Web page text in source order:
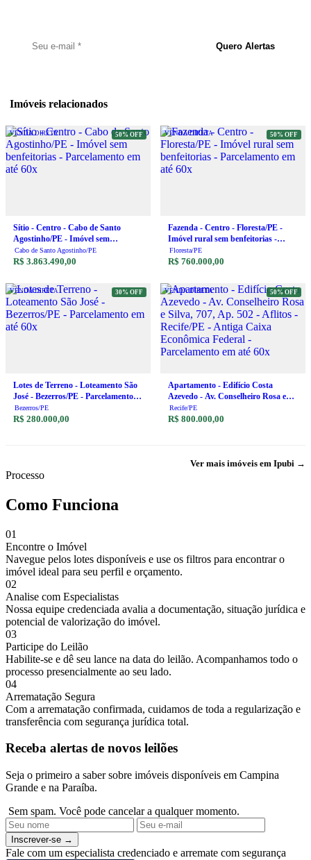
Quero Alertas
Imóveis relacionados
VENDA DIRETA 50% OFF
Sítio - Centro - Cabo de Santo
Agostinho/PE - Imóvel sem
benfeitorias - Parcelamento em até
60x
Cabo de Santo Agostinho/PE
R$ 3.863.490,00
VENDA DIRETA 50% OFF
Fazenda - Centro - Floresta/PE -
Imóvel rural sem benfeitorias -
Parcelamento em até 60x
Floresta/PE
R$ 760.000,00
VENDA DIRETA 30% OFF
Lotes de Terreno - Loteamento São
José - Bezerros/PE - Parcelamento
em até 60x
Bezerros/PE
R$ 280.000,00
VENDA DIRETA 50% OFF
Apartamento - Edifício Costa
Azevedo - Av. Conselheiro Rosa e
Silva, 707, Ap. 502 - Aflitos -
Recife/PE - Antiga Caixa Econômica
Recife/PE
R$ 800.000,00
Ver mais imóveis em Ipubi →
Processo
Como Funciona
01
Encontre o Imóvel
Navegue pelos lotes disponíveis e use os filtros para encontrar o
imóvel ideal para seu perfil e orçamento.
02
Analise com Especialistas
Nossa equipe credenciada avalia a documentação, situação jurídica e
potencial de valorização do imóvel.
03
Participe do Leilão
Habilite-se e dê seu lance na data do leilão. Acompanhamos todo o
processo presencialmente ao seu lado.
04
Arrematação Segura
Com a arrematação confirmada, cuidamos de toda a regularização e
transferência com segurança jurídica total.
Receba alertas de novos leilões
Seja o primeiro a saber sobre imóveis disponíveis em Campina
Grande e na Paraíba.
Sem spam. Você pode cancelar a qualquer momento.
Inscrever-se →
Fale com um especialista credenciado e arremate com segurança